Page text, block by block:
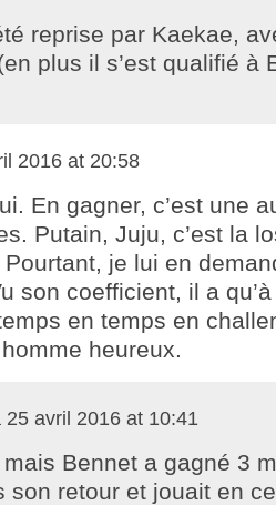
reprise par Kaekae,
plus il s’est qualifié à
2016 at 20:58
En gagner, c’est une
Putain, Juju, c’est la
je lui en
son coefficient, il a
en temps en
heureux.
25 avril 2016 at 10:41
mais Bennet a gagné 3
son retour et jouait en ce